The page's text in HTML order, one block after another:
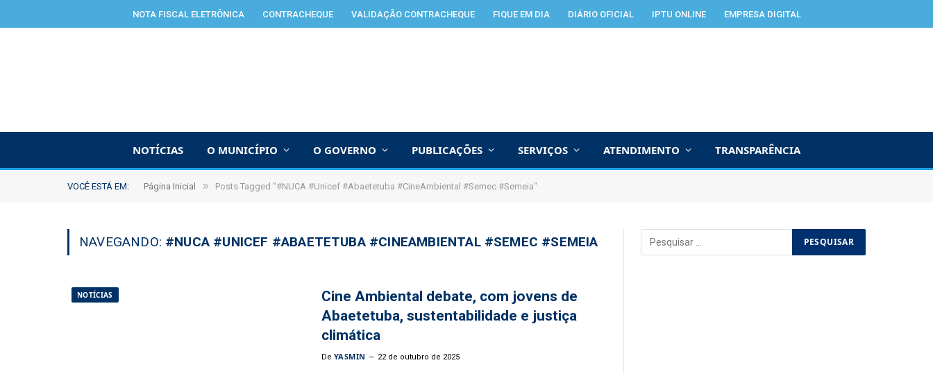
NOTA FISCAL ELETRÔNICA CONTRACHEQUE VALIDAÇÃO CONTRACHEQUE FIQUE EM DIA DIÁRIO OFICIAL IPTU ONLINE EMPRESA DIGITAL
NOTÍCIAS O MUNICÍPIO O GOVERNO PUBLICAÇÕES SERVIÇOS ATENDIMENTO TRANSPARÊNCIA
VOCÊ ESTÁ EM: Página Inicial » Posts Tagged "#NUCA #Unicef #Abaetetuba #CineAmbiental #Semec #Semeia"
NAVEGANDO: #NUCA #UNICEF #ABAETETUBA #CINEAMBIENTAL #SEMEC #SEMEIA
NOTÍCIAS
Cine Ambiental debate, com jovens de
Abaetetuba, sustentabilidade e justiça
climática
De YASMIN 22 de outubro de 2025